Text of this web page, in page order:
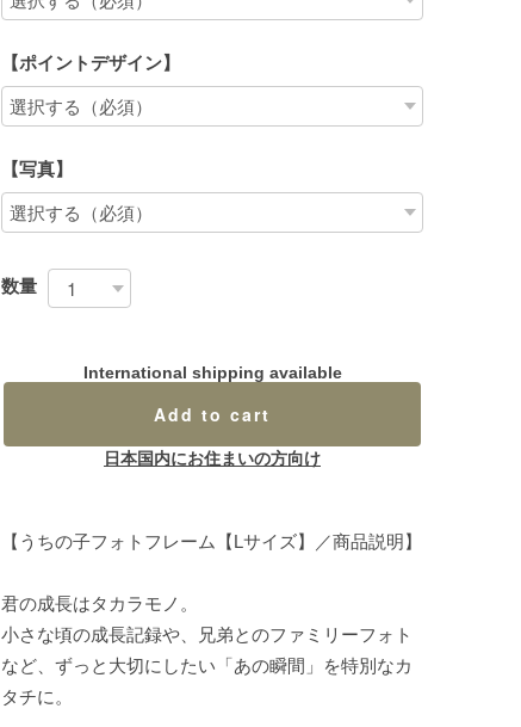
【ポイントデザイン】
【写真】
数量
International shipping available
Add to cart
日本国内にお住まいの方向け
【うちの子フォトフレーム【Lサイズ】／商品説明】
君の成長はタカラモノ。
小さな頃の成長記録や、兄弟とのファミリーフォト
など、ずっと大切にしたい「あの瞬間」を特別なカ
タチに。